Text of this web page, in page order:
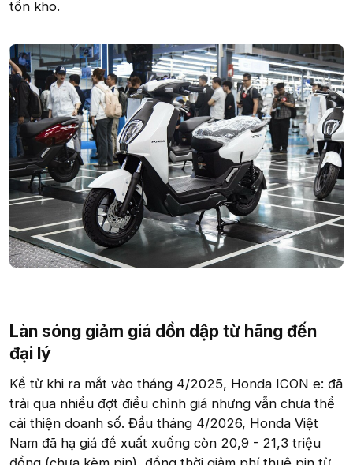
tồn kho.
Làn sóng giảm giá dồn dập từ hãng đến
đại lý​
Kể từ khi ra mắt vào tháng 4/2025, Honda ICON e: đã
trải qua nhiều đợt điều chỉnh giá nhưng vẫn chưa thể
cải thiện doanh số. Đầu tháng 4/2026, Honda Việt
Nam đã hạ giá đề xuất xuống còn 20,9 - 21,3 triệu